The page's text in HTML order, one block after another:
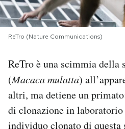
I MIEI PREFERITI
CALENDARIO
AREA PERSONALE
ReTro (Nature Communications)
ReTro è una scimmia della
(Macaca mulatta)
altri, ma detiene un
di clonazione in
individuo clonato di questa